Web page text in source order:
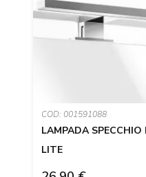
COD: 001591088
LAMPADA SPECCHIO
LITE